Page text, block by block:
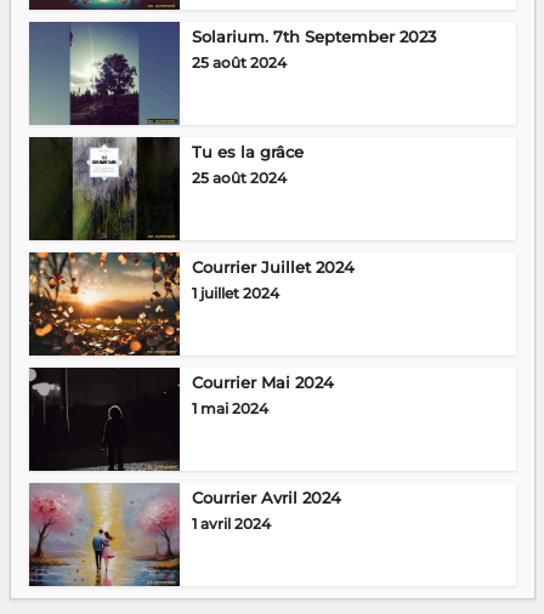
Solarium. 7th September 2023
25 août 2024
Tu es la grâce
25 août 2024
Courrier Juillet 2024
1 juillet 2024
Courrier Mai 2024
1 mai 2024
Courrier Avril 2024
1 avril 2024